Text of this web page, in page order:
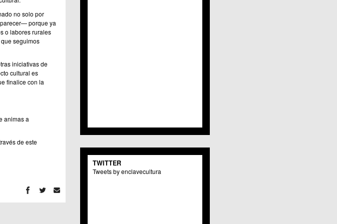
no solo por
porque ya
o labores rurales
seguimos
iniciativas de
cultural es
finalice con la
animas a
de este
C.C.S. La Paz
C.M. El Carmen
Centros Culturales
C.C. Puertas de Castilla
TWITTER
Tweets by enclavecultura